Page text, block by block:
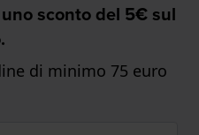
sconto del 5€ sul
di minimo 75 euro